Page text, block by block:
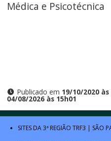
Médica e Psicotécnica
Publicado em 19/10/2020 às
04/08/2026 às 15h01
SITES DA 3ª REGIÃO TRF3 | SÃO